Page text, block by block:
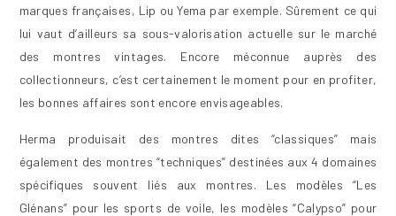
marques françaises, Lip ou Yema par exemple. Sûrement ce qui
lui vaut d’ailleurs sa sous-valorisation actuelle sur le marché
des montres vintages. Encore méconnue auprès des
collectionneurs, c’est certainement le moment pour en profiter,
les bonnes affaires sont encore envisageables.
Herma produisait des montres dites “classiques” mais
également des montres “techniques” destinées aux 4 domaines
spécifiques souvent liés aux montres. Les modèles “Les
Glénans” pour les sports de voile, les modèles “Calypso” pour